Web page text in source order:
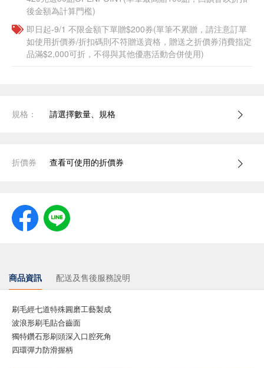
後金額為計算門檻)
即日起-9/1 不限金額下單贈$200券(單筆不累贈，請注意訂單
如使用折價券/折扣碼則不符贈送資格，贈送之折價券消費指定
品滿$2,000可折，不得與其他優惠活動合併使用)
規格： 請選擇數量、規格
折價券 查看可使用的折價券
商品資訊 配送及售後服務說明
刷毛經七道特殊圓磨工藝製成
波浪形刷毛貼合齒面
獨特鑽石形刷頭深入口腔死角
四環彈力防滑握柄